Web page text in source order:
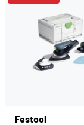
Festool